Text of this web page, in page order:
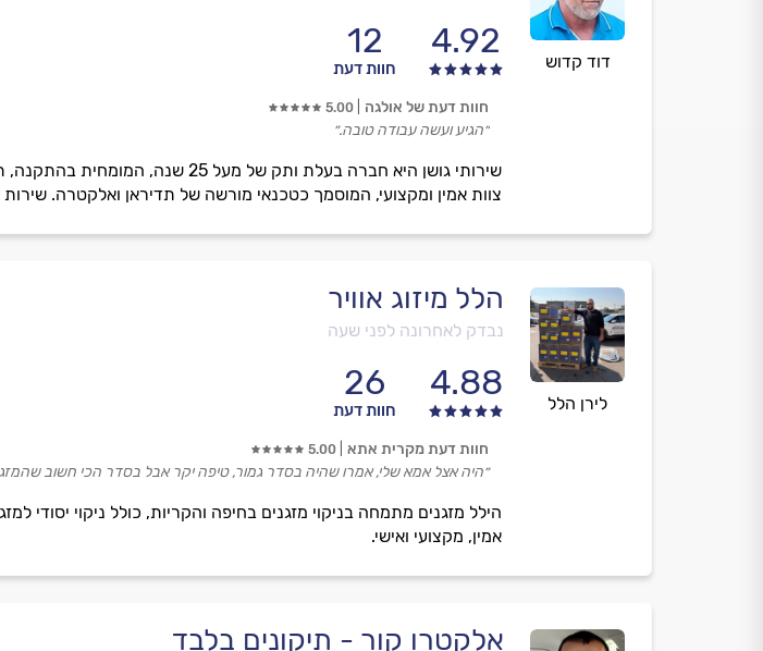
דוד קדוש
4.92
12
חוות דעת
שירותי גושן היא חברה בעלת ותק של
צוות אמין ומקצועי, המוסמך כטכנאי מורשה של תדיראן ואלקטרה. שירות
חוות דעת של אולגה 5.00
״הגיע ועשה עבודה טובה.״
לירן הלל
הלל מיזוג אוויר
נבדק לאחרונה לפני שעה
4.88
26
חוות דעת
אמין, מקצועי ואישי.
חוות דעת מקרית אתא 5.00
״היה אצל אמא שלי, אמרו שהיה בסדר גמור, טיפה יקר אבל בסדר הכי חשוב
אלקטרו קור - תיקונים בלבד